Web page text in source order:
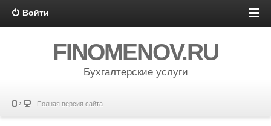
Войти
FINOMENOV.RU
Бухгалтерские услуги
Полная версия сайта